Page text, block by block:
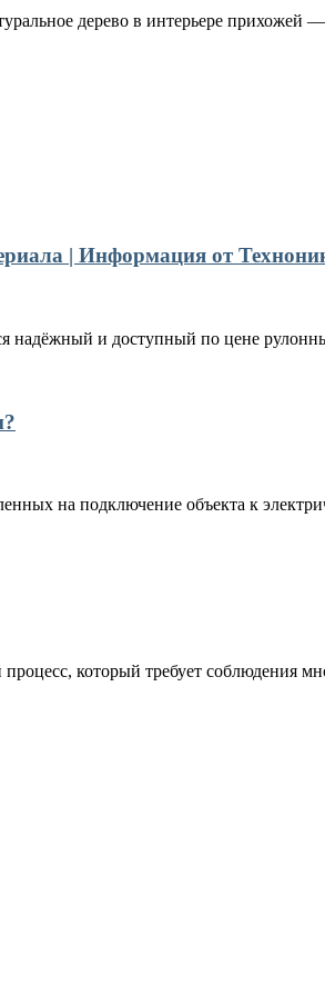
дерево в интерьере прихожей
| Информация от
надёжный и доступный по цене
на подключение объекта к
который требует соблюдения